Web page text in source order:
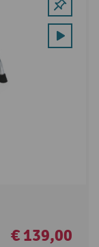
€ 139,00